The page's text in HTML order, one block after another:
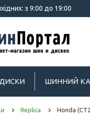
з 9:00 до 19:00
ДИСКИ ШИННИЙ
Replica Honda